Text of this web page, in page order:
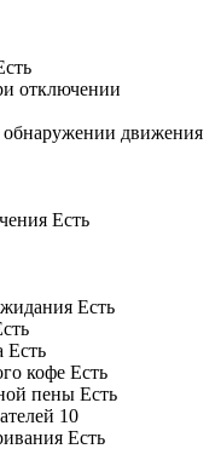
отключении
движения
Есть
Есть
Есть
кофе Есть
пены Есть
10
Есть